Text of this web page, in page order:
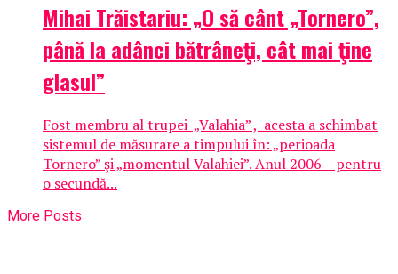
Mihai Trăistariu: „O să cânt „Tornero”,
până la adânci bătrâneţi, cât mai ţine
glasul”
Fost membru al trupei „Valahia” , acesta a schimbat
sistemul de măsurare a timpului în: „perioada
Tornero” şi „momentul Valahiei”. Anul 2006 – pentru
o secundă...
More Posts